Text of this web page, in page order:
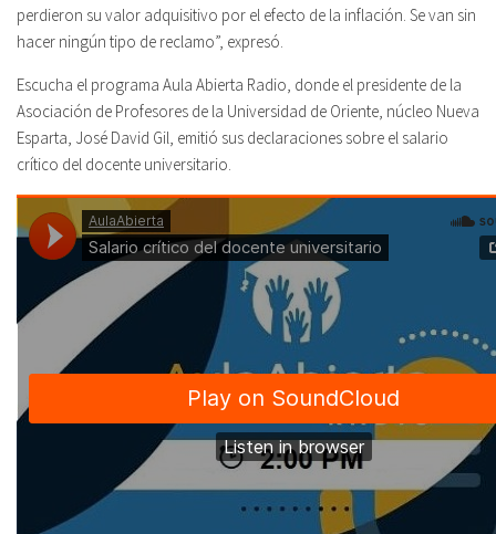
perdieron su valor adquisitivo por el efecto de la inflación. Se van sin
hacer ningún tipo de reclamo”, expresó.
Escucha el programa Aula Abierta Radio, donde el presidente de la
Asociación de Profesores de la Universidad de Oriente, núcleo Nueva
Esparta, José David Gil, emitió sus declaraciones sobre el salario
crítico del docente universitario.